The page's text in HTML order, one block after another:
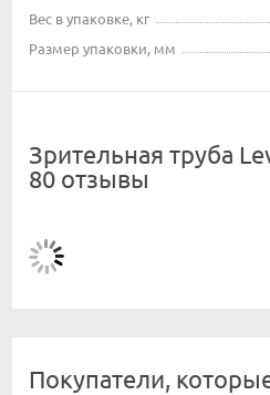
Вес в упаковке, кг
Размер упаковки, мм
Зрительная труба
80 отзывы
Покупатели,